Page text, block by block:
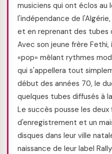
musiciens qui ont éclos au
l'indépendance de
et en reprenant des tubes
Avec son jeune frère Fethi,
«pop» mêlant rythmes
qui s'appellera tout
début des années 70, le
quelques tubes diffusés à
Le succès pousse les
d'enregistrement et un
disques dans leur ville
naissance de leur label